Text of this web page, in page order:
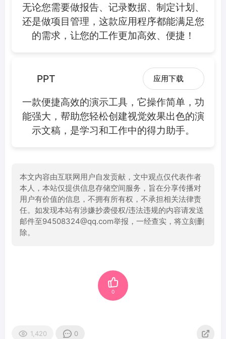
无论您需要做报告、记录数据、制定计划、
还是做项目管理，这款应用程序都能满足您
的需求，让您的工作更加高效、便捷！
PPT 应用下载
一款便捷高效的演示工具，它操作简单，功
能强大，帮助您轻松创建视觉效果出色的演
示文稿，是学习和工作中的得力助手。
本文内容由互联网用户自发贡献，文中观点仅代表作者
本人，本站仅提供信息存储空间服务，旨在分享传播对
用户有价值的信息，不拥有所有权，不承担相关法律责
任。如发现本站有涉嫌抄袭侵权/违法违规的内容请发送
邮件至94508324@qq.com举报，一经查实，将立刻删
除。
0
1,420 0